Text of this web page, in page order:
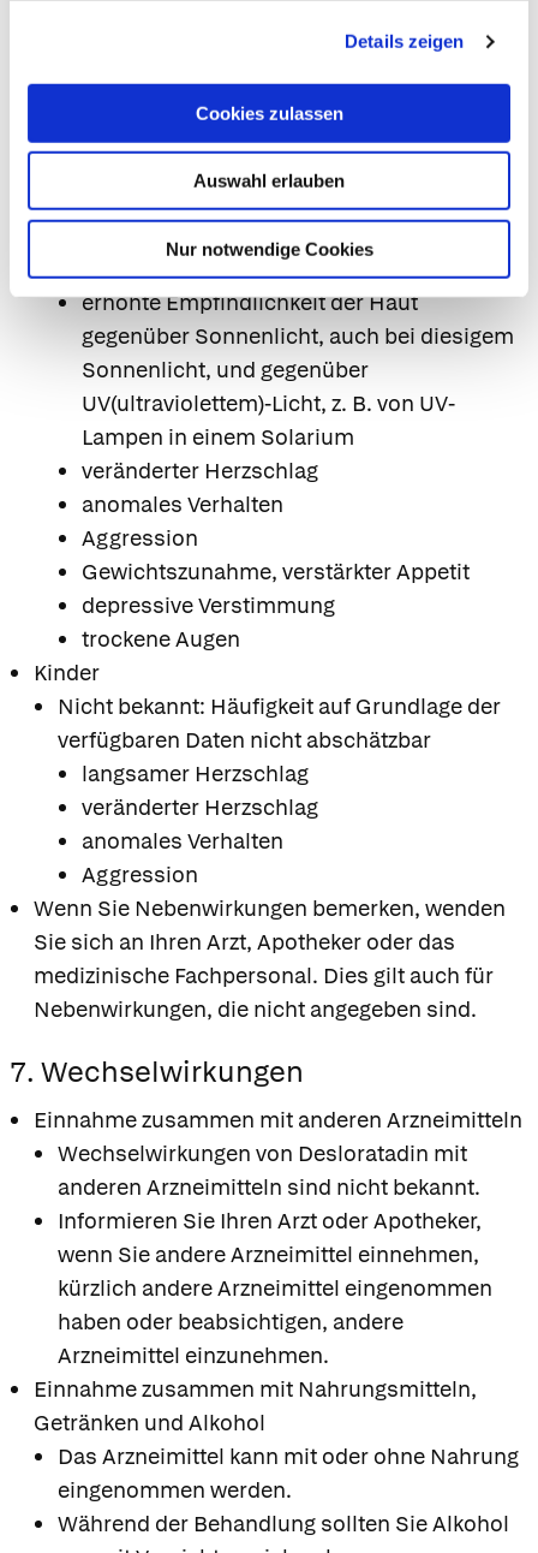
Details zeigen
Cookies zulassen
Auswahl erlauben
Nur notwendige Cookies
Unruhe mit vermehrter körperlicher
Leberentzündung
Nicht bekannt: Häufigkeit auf Grundlage der
verfügbaren Daten nicht abschätzbar
außergewöhnliche Müdigkeit
Gelbfärbung der Haut und/oder der Augen
erhöhte Empfindlichkeit der Haut
gegenüber Sonnenlicht, auch bei diesigem
Sonnenlicht, und gegenüber
UV(ultraviolettem)-Licht, z. B. von UV-
Lampen in einem Solarium
veränderter Herzschlag
anomales Verhalten
Aggression
Gewichtszunahme, verstärkter Appetit
depressive Verstimmung
trockene Augen
Kinder
Nicht bekannt: Häufigkeit auf Grundlage der
verfügbaren Daten nicht abschätzbar
langsamer Herzschlag
veränderter Herzschlag
anomales Verhalten
Aggression
Wenn Sie Nebenwirkungen bemerken, wenden
Sie sich an Ihren Arzt, Apotheker oder das
medizinische Fachpersonal. Dies gilt auch für
Nebenwirkungen, die nicht angegeben sind.
7. Wechselwirkungen
Einnahme zusammen mit anderen Arzneimitteln
Wechselwirkungen von Desloratadin mit
anderen Arzneimitteln sind nicht bekannt.
Informieren Sie Ihren Arzt oder Apotheker,
wenn Sie andere Arzneimittel einnehmen,
kürzlich andere Arzneimittel eingenommen
haben oder beabsichtigen, andere
Arzneimittel einzunehmen.
Einnahme zusammen mit Nahrungsmitteln,
Getränken und Alkohol
Das Arzneimittel kann mit oder ohne Nahrung
eingenommen werden.
Während der Behandlung sollten Sie Alkohol